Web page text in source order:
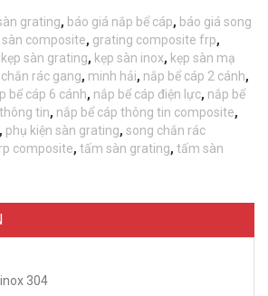
grating, báo giá nắp bể cáp, báo giá song
composite, grating composite frp,
kẹp sàn grating, kẹp sàn inox, kẹp sàn mạ
chắn rác gang, minh hải, nắp bể cáp 2 cánh,
bể cáp 6 cánh, nắp bể cáp điện lực, nắp bể
tin, nắp bể cáp thông tin composite,
, phụ kiện sàn grating, song chắn rác
composite, tấm sàn grating, tấm sàn
304